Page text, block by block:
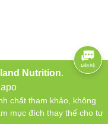
Nutrition.
chất tham khảo, không
mục đích thay thế cho tư